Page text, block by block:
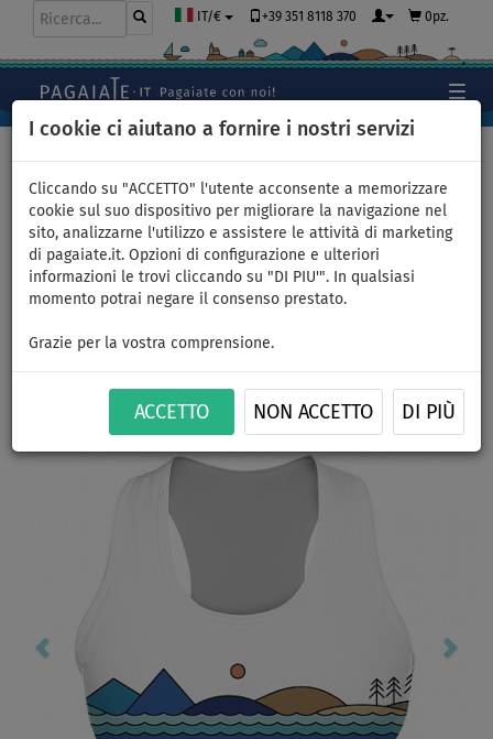
I cookie ci aiutano a fornire i nostri servizi
Cliccando su "ACCETTO" l'utente acconsente a memorizzare
cookie sul suo dispositivo per migliorare la navigazione nel
sito, analizzarne l'utilizzo e assistere le attività di marketing
di pagaiate.it. Opzioni di configurazione e ulteriori
informazioni le trovi cliccando su "DI PIU'". In qualsiasi
momento potrai negare il consenso prestato.
Grazie per la vostra comprensione.
ACCETTO NON ACCETTO DI PIÙ
IT/€ +39 351 8118 370 0pz.
Top donna PADDLEBOARDING
WHITE - taglia: 40
FINO A
THE BEST
Next